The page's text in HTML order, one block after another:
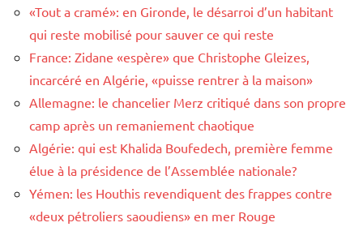
«Tout a cramé»: en Gironde, le désarroi d’un habitant
qui reste mobilisé pour sauver ce qui reste
France: Zidane «espère» que Christophe Gleizes,
incarcéré en Algérie, «puisse rentrer à la maison»
Allemagne: le chancelier Merz critiqué dans son propre
camp après un remaniement chaotique
Algérie: qui est Khalida Boufedech, première femme
élue à la présidence de l’Assemblée nationale?
Yémen: les Houthis revendiquent des frappes contre
«deux pétroliers saoudiens» en mer Rouge